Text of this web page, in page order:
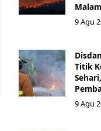
Malam
9 Agu
Titik
9 Agu